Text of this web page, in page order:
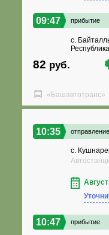
09:47 прибытие
с.
82 руб.
«Башавтотранс»
10:35 отправление
с.
10:47 прибытие